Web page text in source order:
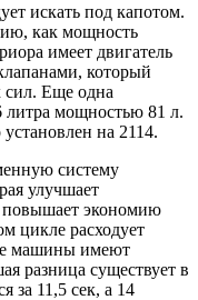
искать под капотом.
как мощность
имеет двигатель
который
сил. Еще одна
литра мощностью 81 л.
на 2114.
систему
улучшает
повышает экономию
цикле расходует
машины имеют
разница существует в
за 11,5 сек, а 14